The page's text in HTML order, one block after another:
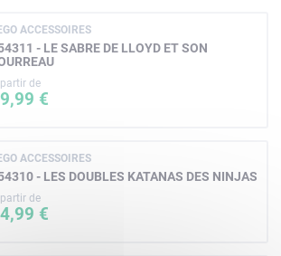
ACCESSOIRES
- LE SABRE DE LLOYD ET SON
de
€
ACCESSOIRES
- LES DOUBLES KATANAS DES NINJAS
de
€